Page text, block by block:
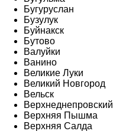
Бугуруслан
Бузулук
Буйнакск
Бутово
Валуйки
Ванино
Великие Луки
Великий Новгород
Вельск
Верхнеднепровский
Верхняя Пышма
Верхняя Салда